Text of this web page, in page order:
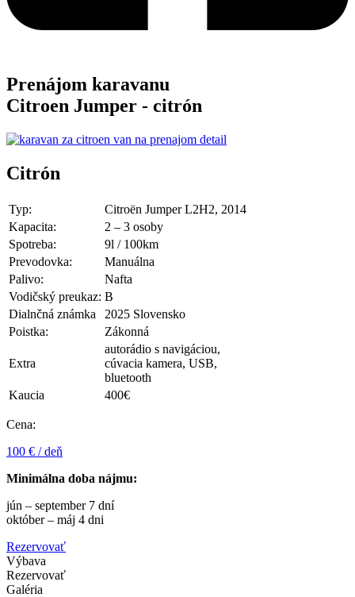
Prenájom karavanu
Citroen Jumper - citrón
Citrón
Typ:
Citroën Jumper L2H2, 2014
Kapacita:
2 – 3 osoby
Spotreba:
9l / 100km
Prevodovka:
Manuálna
Palivo:
Nafta
Vodičský preukaz: B
Dialnčná známka
2025 Slovensko
Poistka:
Zákonná
Extra
autorádio s navigáciou,
cúvacia kamera, USB,
bluetooth
Kaucia
400€
Cena:
100 € / deň
Minimálna doba nájmu:
jún – september 7 dní
október – máj 4 dni
Rezervovať
Výbava
Rezervovať
Galéria